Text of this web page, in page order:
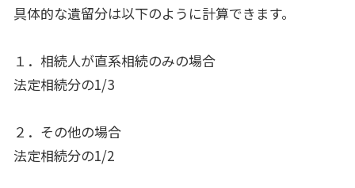
具体的な遺留分は以下のように計算できます。
１．相続人が直系相続のみの場合
法定相続分の1/3
２．その他の場合
法定相続分の1/2